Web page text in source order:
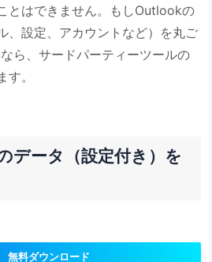
とはできません。もしOutlookの
、設定、アカウントなど）を丸ご
ら、サードパーティーツールの
。
データ（設定付き）を
無料ダウンロード